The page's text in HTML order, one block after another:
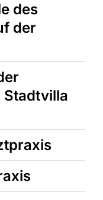
des
der